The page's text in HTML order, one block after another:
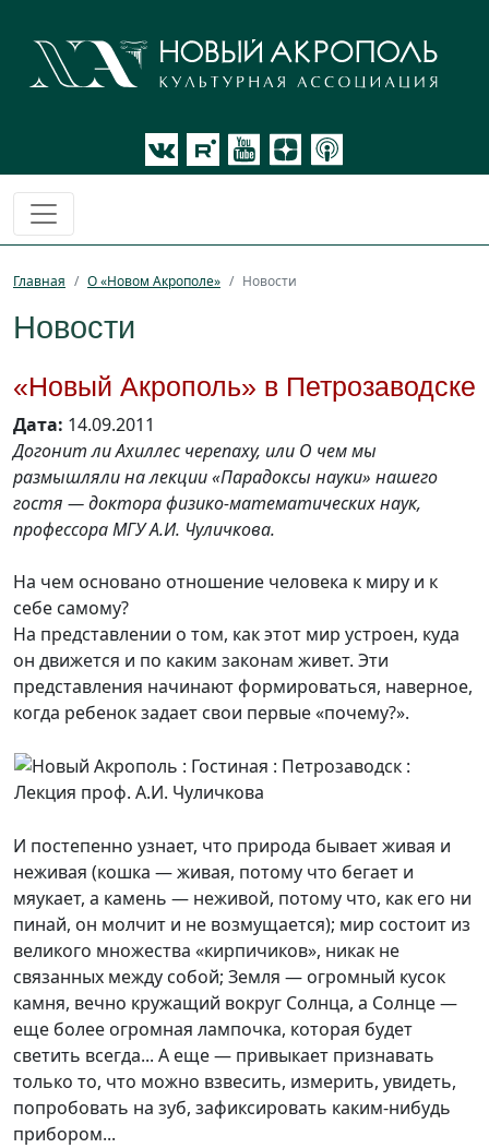
Главная О «Новом Акрополе» Новости
Новости
«Новый Акрополь» в Петрозаводске
Дата: 14.09.2011
Догонит ли Ахиллес черепаху, или О чем мы
размышляли на лекции «Парадоксы науки» нашего
гостя — доктора физико-математических наук,
профессора МГУ А.И. Чуличкова.
На чем основано отношение человека к миру и к
себе самому?
На представлении о том, как этот мир устроен, куда
он движется и по каким законам живет. Эти
представления начинают формироваться, наверное,
когда ребенок задает свои первые «почему?».
И постепенно узнает, что природа бывает живая и
неживая (кошка — живая, потому что бегает и
мяукает, а камень — неживой, потому что, как его ни
пинай, он молчит и не возмущается); мир состоит из
великого множества «кирпичиков», никак не
связанных между собой; Земля — огромный кусок
камня, вечно кружащий вокруг Солнца, а Солнце —
еще более огромная лампочка, которая будет
светить всегда... А еще — привыкает признавать
только то, что можно взвесить, измерить, увидеть,
попробовать на зуб, зафиксировать каким-нибудь
прибором...